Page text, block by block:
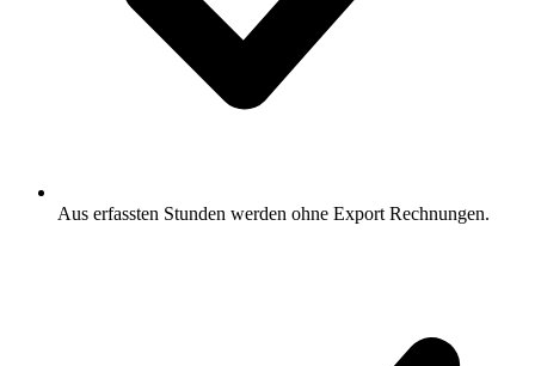
Aus erfassten Stunden werden ohne Export Rechnungen.